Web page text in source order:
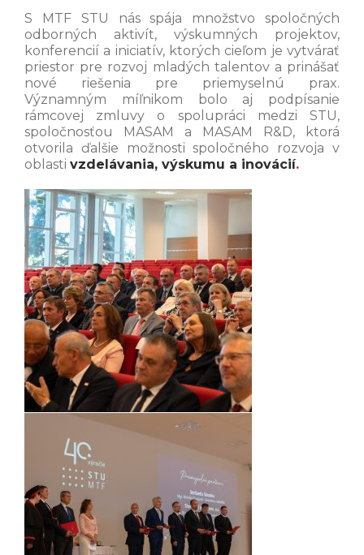
S MTF STU nás spája množstvo spoločných
odborných aktivít, výskumných projektov,
konferencií a iniciatív, ktorých cieľom je vytvárať
priestor pre rozvoj mladých talentov a prinášať
nové riešenia pre priemyselnú prax.
Významným míľnikom bolo aj podpísanie
rámcovej zmluvy o spolupráci medzi STU,
spoločnosťou MASAM a MASAM R&D, ktorá
otvorila ďalšie možnosti spoločného rozvoja v
oblasti vzdelávania, výskumu a inovácií.